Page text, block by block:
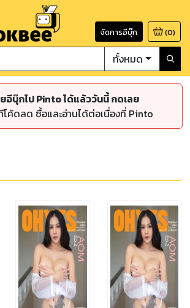
จัดการอีบุ๊ก (0)
ทั้งหมด
อีบุ๊กไป Pinto ได้แล้ววันนี้ กดเลย
ค้ดลด ซื้อและอ่านได้ต่อเนื่องที่ Pinto